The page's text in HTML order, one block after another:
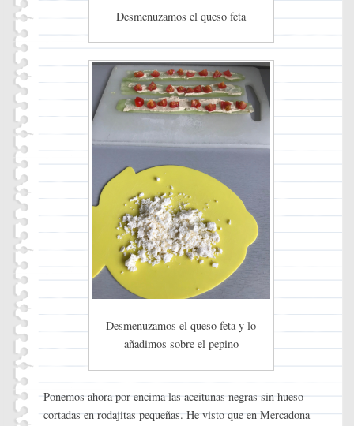
Desmenuzamos el queso feta
Desmenuzamos el queso feta y lo
añadimos sobre el pepino
Ponemos ahora por encima las aceitunas negras sin hueso
cortadas en rodajitas pequeñas. He visto que en Mercadona